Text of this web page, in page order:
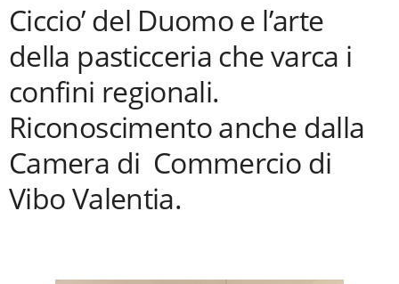
Ciccio’ del Duomo e l’arte
della pasticceria che varca i
confini regionali.
Riconoscimento anche dalla
Camera di Commercio di
Vibo Valentia.